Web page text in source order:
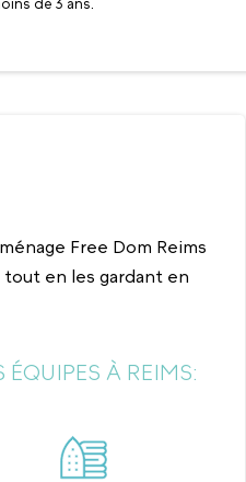
de 3 ans.
Free Dom Reims
en les gardant en
À REIMS: